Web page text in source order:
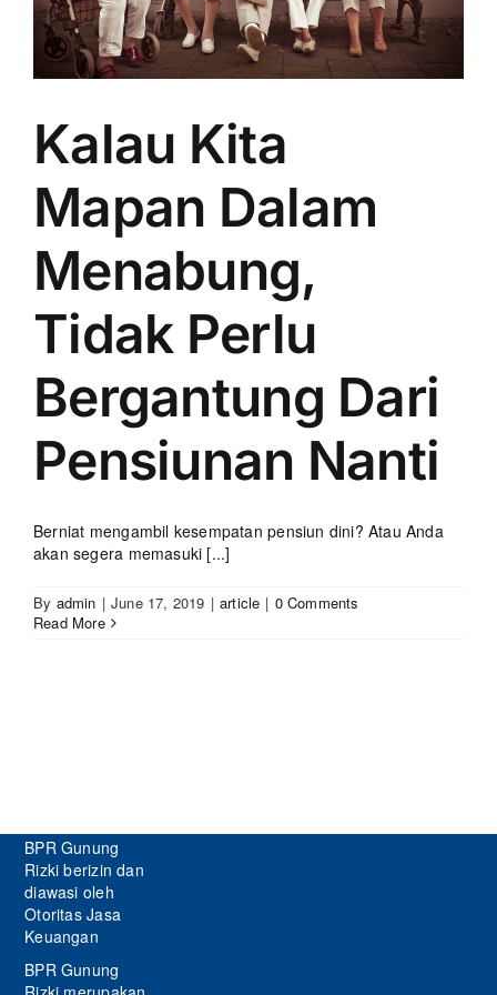
Kalau Kita
Mapan Dalam
Menabung,
Tidak Perlu
Bergantung Dari
Pensiunan Nanti
Berniat mengambil kesempatan pensiun dini? Atau Anda
akan segera memasuki [...]
By admin | June 17, 2019 | article | 0 Comments
Read More
BPR Gunung
Rizki berizin dan
diawasi oleh
Otoritas Jasa
Keuangan
BPR Gunung